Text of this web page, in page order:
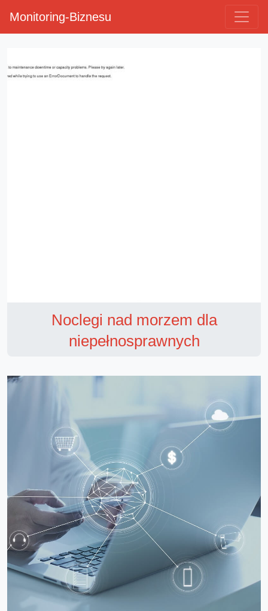
Monitoring-Biznesu
Noclegi nad morzem dla
niepełnosprawnych